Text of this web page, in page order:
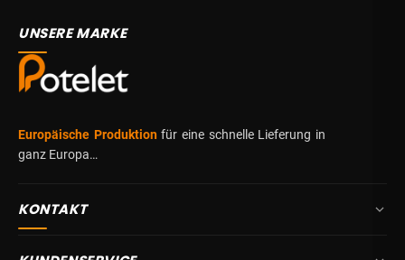
UNSERE MARKE
Europäische Produktionfür eine schnelle Lieferung in
ganz Europa…
KONTAKT